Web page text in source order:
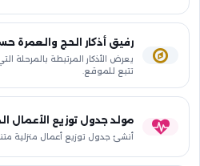
رفيق أذكار الحج والعمرة
يعرض الأذكار المرتبطة بالمرحلة
تتبع للموقع.
مولد جدول توزيع الأعمال
أنشئ جدول توزيع أعمال منزلية